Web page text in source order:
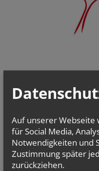
Auf unserer Webseite
für Social Media,
Notwendigkeiten und
Zustimmung später
zurückziehen.